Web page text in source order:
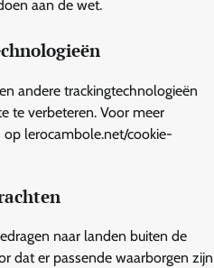
aan de wet.
andere trackingtechnologieën
te verbeteren. Voor meer
lerocambole.net/cookie-
naar landen buiten de
dat er passende waarborgen zijn